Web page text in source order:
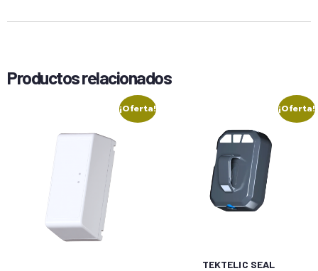
Productos relacionados
¡Oferta! ¡Oferta!
TEKTELIC SEAL